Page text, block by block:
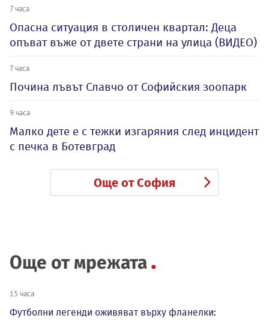
7 часа
Опасна ситуация в столичен квартал: Деца
опъват въже от двете страни на улица (ВИДЕО)
7 часа
Почина лъвът Славчо от Софийския зоопарк
9 часа
Малко дете е с тежки изгаряния след инцидент
с печка в Ботевград
Още от София
Още от мрежата
15 часа
Футболни легенди оживяват върху фланелки: